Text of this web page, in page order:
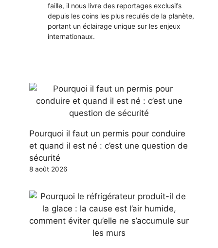
faille, il nous livre des reportages exclusifs
depuis les coins les plus reculés de la planète,
portant un éclairage unique sur les enjeux
internationaux.
Pourquoi il faut un permis pour conduire
et quand il est né : c’est une question de
sécurité
8 août 2026